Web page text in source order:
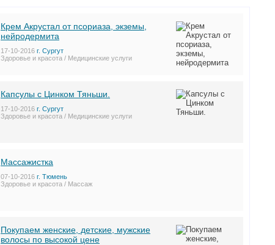
Крем Акрустал от псориаза, экземы,
нейродермита
17-10-2016 г. Сургут
Здоровье и красота / Медицинские услуги
Капсулы с Цинком Тяньши.
17-10-2016 г. Сургут
Здоровье и красота / Медицинские услуги
Массажистка
07-10-2016 г. Тюмень
Здоровье и красота / Массаж
Покупаем женские, детские, мужские
волосы по высокой цене